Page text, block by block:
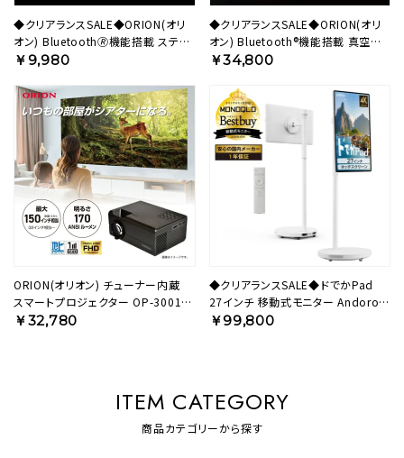
◆クリアランスSALE◆ORION(オリ
オン) Bluetooth🄬機能搭載 ステレ
オラジカセ ブラック SCR-B3 BK
￥9,980
◆クリアランスSALE◆ORION(オリ
オン) Bluetooth®機能搭載 真空管
ハイブリッドアンプCDステレオ SMC-
￥34,800
ORION(オリオン) チューナー内蔵
スマートプロジェクター OP-3001G
【AVT】
￥32,780
◆クリアランスSALE◆ドでかPad
27インチ 移動式モニター Andoroid
タブレット 大画面 KFD-271U 【AVT】
￥99,800
ITEM CATEGORY
商品カテゴリーから探す